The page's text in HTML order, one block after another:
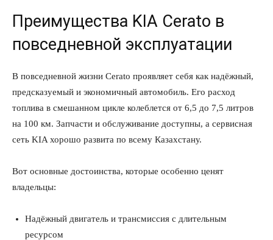
Преимущества KIA Cerato в
повседневной эксплуатации
В повседневной жизни Cerato проявляет себя как надёжный,
предсказуемый и экономичный автомобиль. Его расход
топлива в смешанном цикле колеблется от 6,5 до 7,5 литров
на 100 км. Запчасти и обслуживание доступны, а сервисная
сеть KIA хорошо развита по всему Казахстану.
Вот основные достоинства, которые особенно ценят
владельцы:
Надёжный двигатель и трансмиссия с длительным
ресурсом